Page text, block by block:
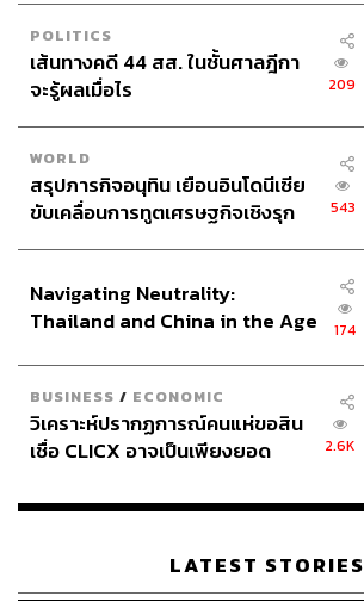
POLITICS
เส้นทางคดี 44 สส. ในชั้นศาลฎีกา
จะรู้ผลเมื่อไร
209
WORLD
สรุปภารกิจอนุทิน เยือนอินโดนีเซีย
ขับเคลื่อนการทูตเศรษฐกิจเชิงรุก
543
Navigating Neutrality:
Thailand and China in the Age
174
BUSINESS / ECONOMIC
วิเคราะห์ปรากฏการณ์คนแห่ขอสิน
เชื่อ CLICX อาจเป็นเพียงยอด
เรือนไทยที่ถูกซุกไว้
2.6K
LATEST STORIES